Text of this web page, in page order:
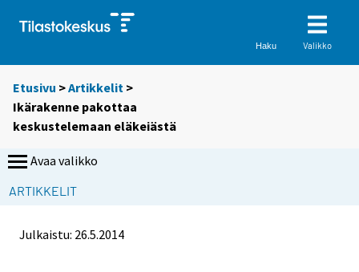
Haku Valikko
Etusivu >Artikkelit >
Ikärakenne pakottaa
keskustelemaan eläkeiästä
Avaa valikko
ARTIKKELIT
Julkaistu: 26.5.2014